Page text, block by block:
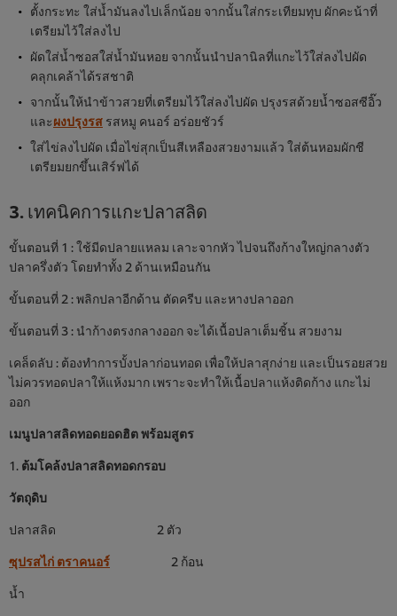
ตั้งกระทะ ใส่น้ำมันลงไปเล็กน้อย จากนั้นใส่กระเทียมทุบ ผักคะน้าที่
เตรียมไว้ใส่ลงไป
ผัดใส่น้ำซอสใส่น้ำมันหอย จากนั้นนำปลานิลที่แกะไว้ใส่ลงไปผัด
คลุกเคล้าได้รสชาติ
จากนั้นให้นำข้าวสวยที่เตรียมไว้ใส่ลงไปผัด ปรุงรสด้วยน้ำซอสซีอิ๊ว
และผงปรุงรส รสหมู คนอร์ อร่อยชัวร์
ใส่ไข่ลงไปผัด เมื่อไข่สุกเป็นสีเหลืองสวยงามแล้ว ใส่ต้นหอมผักชี
เตรียมยกขึ้นเสิร์ฟได้
3. เทคนิคการแกะปลาสลิด
ขั้นตอนที่ 1 : ใช้มีดปลายแหลม เลาะจากหัว ไปจนถึงก้างใหญ่กลางตัว
ปลาครึ่งตัว โดยทำทั้ง 2 ด้านเหมือนกัน
ขั้นตอนที่ 2 : พลิกปลาอีกด้าน ตัดครีบ และหางปลาออก
ขั้นตอนที่ 3 : นำก้างตรงกลางออก จะได้เนื้อปลาเต็มชิ้น สวยงาม
เคล็ดลับ : ต้องทำการบั้งปลาก่อนทอด เพื่อให้ปลาสุกง่าย และเป็นรอยสวย
ไม่ควรทอดปลาให้แห้งมาก เพราะจะทำให้เนื้อปลาแห้งติดก้าง แกะไม่
ออก
เมนูปลาสลิดทอดยอดฮิต พร้อมสูตร
1. ต้มโคล้งปลาสลิดทอดกรอบ
วัตถุดิบ
ปลาสลิด 2 ตัว
ซุปรสไก่ ตราคนอร์ 2 ก้อน
น้ำ